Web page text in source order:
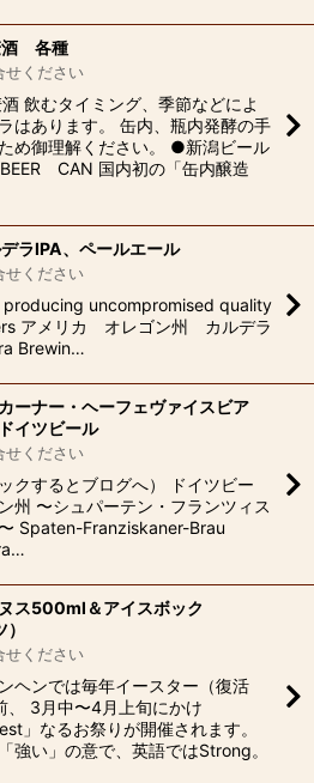
酒 各種
せください
飲むタイミング、季節などによ
はあります。 缶内、瓶内発酵の手
め御理解ください。 ●新潟ビール
CAN 国内初の「缶内醸造
ラIPA、ペールエール
せください
uncompromised quality
アメリカ オレゴン州 カルデラ
Brewin…
ーナー・ヘーフェヴァイスビア
イツビール
せください
クするとブログへ） ドイツビー
州 〜シュパーテン・フランツィス
Spaten-Franziskaner-Brau
ス500ml＆アイスボック
せください
ヘンでは毎年イースター（復活
、 3月中〜4月上旬にかけ
」なるお祭りが開催されます。
強い」の意で、英語ではStrong。